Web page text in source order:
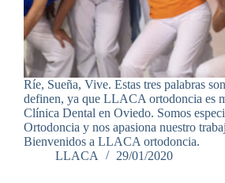
Ríe, Sueña, Vive. Estas tres palabras
definen, ya que LLACA ortodoncia es
Clínica Dental en Oviedo. Somos
Ortodoncia y nos apasiona nuestro
Bienvenidos a LLACA ortodoncia.
LLACA
29/01/2020